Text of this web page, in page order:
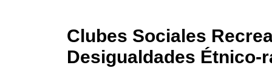
Clubes Sociales
Desigualdades Étnico-